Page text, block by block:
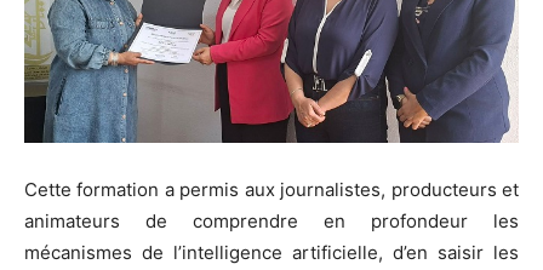
Cette formation a permis aux journalistes, producteurs et
animateurs de comprendre en profondeur les
mécanismes de l’intelligence artificielle, d’en saisir les